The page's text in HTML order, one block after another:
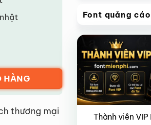
HÀNG
thương mại
Font quảng cáo
Giảm giá!
Thành viên VIP